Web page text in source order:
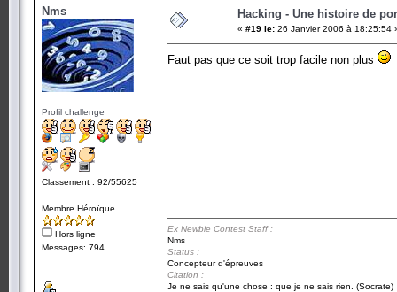
Nms
Profil challenge
Classement : 92/55625
Membre Héroïque
Hors ligne
Messages: 794
Hacking - Une histoire de
« #19 le: 26 Janvier 2006 à 18:25:54
Faut pas que ce soit trop facile non plus
Ex Newbie Contest Staff :
Nms
Status :
Concepteur d'épreuves
Citation :
Je ne sais qu'une chose : que je ne sais rien. (Socrate)